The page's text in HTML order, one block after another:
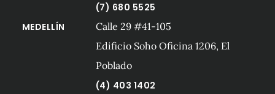
(7) 680 5525
MEDELLÍN
Calle 29 #41-105
Edificio Soho Oficina 1206, El
Poblado
(4) 403 1402